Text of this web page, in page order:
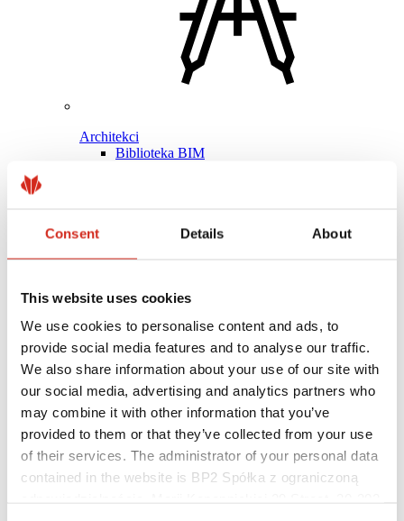
Consent Details About
This website uses cookies
We use cookies to personalise content and ads, to
provide social media features and to analyse our traffic.
We also share information about your use of our site with
our social media, advertising and analytics partners who
may combine it with other information that you’ve
provided to them or that they’ve collected from your use
of their services. The administrator of your personal data
contained in the website is BP2 Spółka z ograniczoną
Architekci
Biblioteka BIM
Pomocne linki